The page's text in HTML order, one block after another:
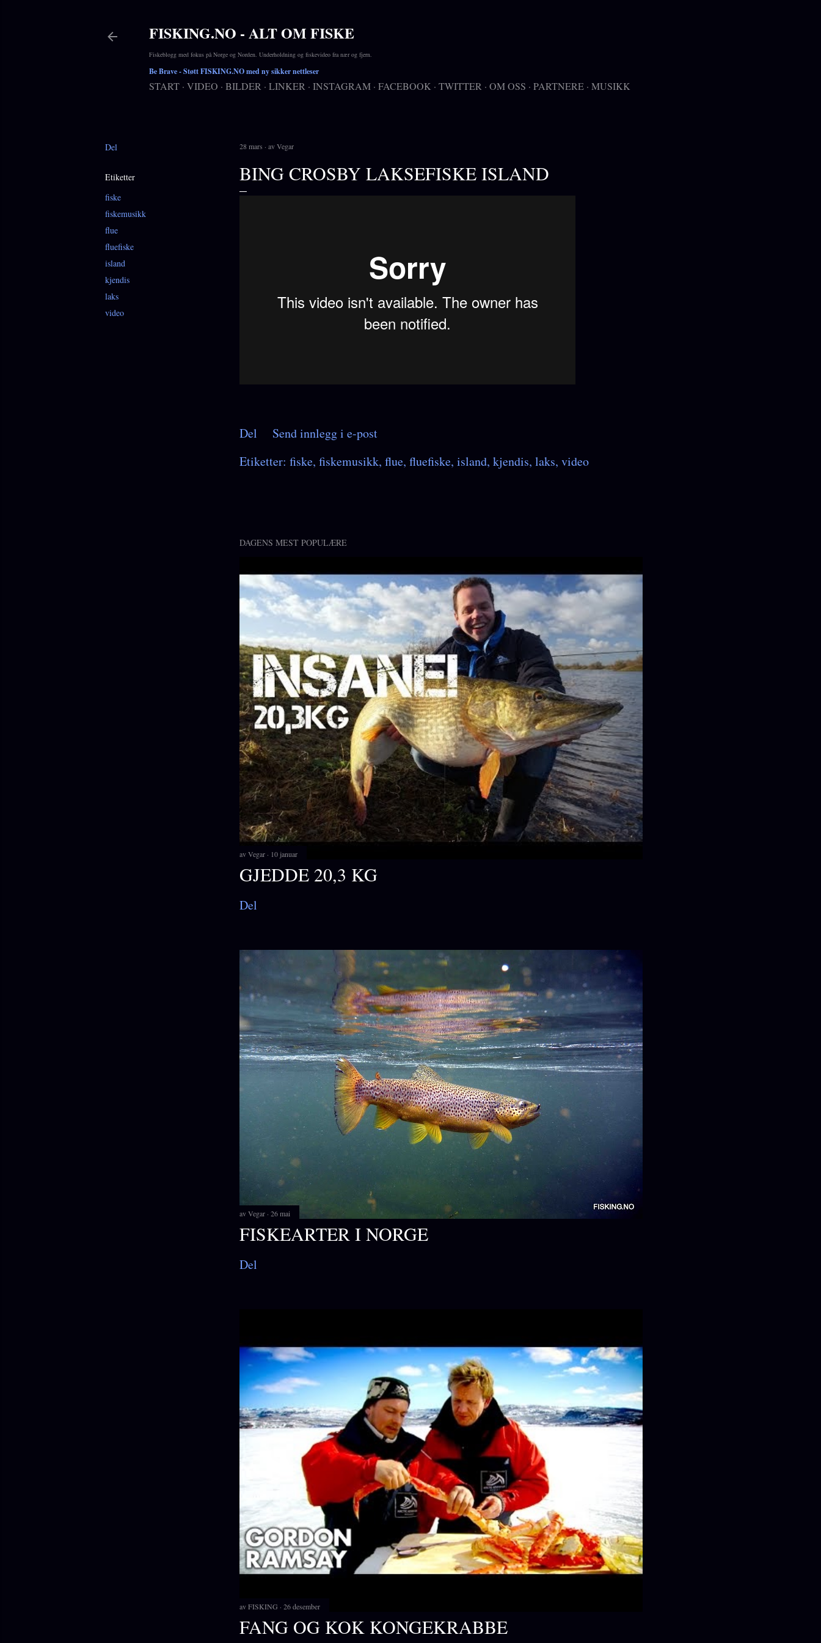
FISKING.NO - ALT OM FISKE
Fiskeblogg med fokus på Norge og Norden. Underholdning og fiskevideo fra nær og fjern.
Be Brave- Støtt FISKING.NO med ny sikker nettleser
START VIDEO BILDER LINKER INSTAGRAM FACEBOOK TWITTER OM OSS PARTNERE MUSIKK
Del
Etiketter
fiske
fiskemusikk
flue
fluefiske
island
kjendis
laks
video
28 mars avVegar
BING CROSBY LAKSEFISKE ISLAND
Del
Send innlegg i e-post
Etiketter: fiske fiskemusikk flue fluefiske island kjendis laks video
DAGENS MEST POPULÆRE
avVegar 10 januar
GJEDDE 20,3 KG
Del
avVegar 26 mai
FISKEARTER I NORGE
Del
avFISKING 26 desember
FANG OG KOK KONGEKRABBE